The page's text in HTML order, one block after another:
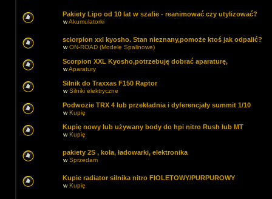
Pakiety Lipo od 10 lat w szafie - reanimować czy utylizować?
wAkumulatorki
sciorpion xxl kyosho. Stan nieznany,pomoże ktoś jak odpalić?
wON-ROAD (Modele Spalinowe)
Scorpion XXL Kyosho,potrzebuję dobrać aparaturę,
wAparatury
Silnik do Traxxas F150 Raptor
wSilniki elektryczne
Podwozie TRX 4 lub przekładnia i dyferencjały summit 1/10
wKupię
Kupię nowy lub używany body do hpi nitro Rush lub MT
wKupię
pakiety 2S , koła, ładowarki, elektronika
wSprzedam
Kupie radiator silnika nitro FIOLETOWY/PURPUROWY
wKupię